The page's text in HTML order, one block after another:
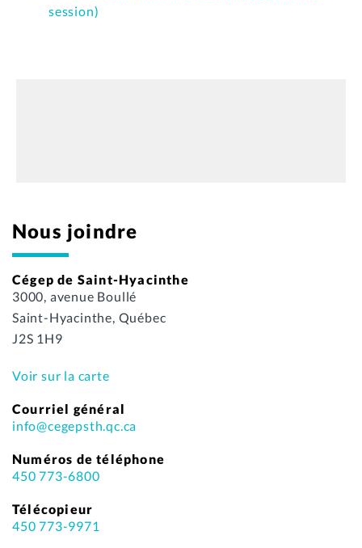
session)
Nous joindre
Cégep de Saint-Hyacinthe
3000, avenue Boullé
Saint-Hyacinthe, Québec
J2S 1H9
Voir sur la carte
Courriel général
info@cegepsth.qc.ca
Numéros de téléphone
450 773-6800
Télécopieur
450 773-9971